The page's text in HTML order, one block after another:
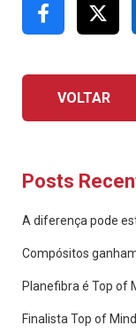
VOLTAR
Posts
A diferença pode
Compósitos
Planefibra é Top of
Finalista Top of